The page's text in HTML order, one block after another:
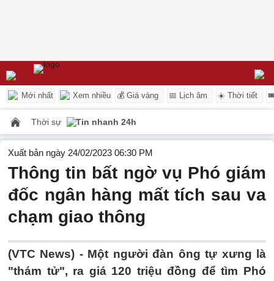
Mới nhất Xem nhiều 💰 Giá vàng 📅 Lịch âm ☀️ Thời tiết
Thời sự Tin nhanh 24h
Xuất bản ngày 24/02/2023 06:30 PM
Thông tin bất ngờ vụ Phó giám
đốc ngân hàng mất tích sau va
chạm giao thông
(VTC News) - Một người đàn ông tự xưng là
"thám tử", ra giá 120 triệu đồng để tìm Phó